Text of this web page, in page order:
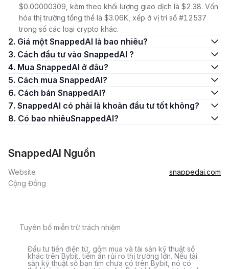
$0.00000309, kèm theo khối lượng giao dịch là $2.38. Vốn
hóa thị trường tổng thể là $3.06K, xếp ở vị trí số #12537
trong số các loại crypto khác.
2. Giá một SnappedAI là bao nhiêu?
3. Cách đầu tư vào SnappedAI ?
4. Mua SnappedAI ở đâu?
5. Cách mua SnappedAI?
6. Cách bán SnappedAI?
7. SnappedAI có phải là khoản đầu tư tốt không?
8. Có bao nhiêuSnappedAI?
SnappedAI Nguồn
Website
snappedai.com
Cộng Đồng
Tuyên bố miễn trừ trách nhiệm
Đầu tư tiền điện tử, gồm mua và tài sản kỹ thuật số
khác trên Bybit, tiềm ẩn rủi ro thị trường lớn. Nếu tài
sản kỹ thuật số bạn tìm chưa có trên Bybit, nó có